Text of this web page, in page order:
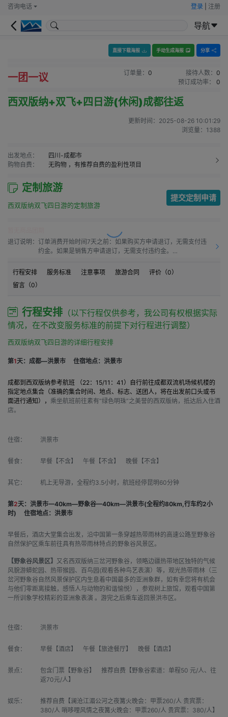
咨询电话 登录 注册
导航
直接下载海报 手动生成海报 分享
一团一议 订单量： 0 接待人数： 0
预订成功率：
0
西双版纳+双飞+四日游(休闲)成都往返
更新时间： 2025-08-26 10:01:29
浏览量： 1388
出发地点：
四川-成都市
购物自费：
无购物 ，有推荐自费的盈利性项目
定制旅游
西双版纳双飞四日游的定制旅游
提交定制申请
退订说明： 订单消费开始时间7天之前：如果购买方申请退订，无需支付违
约金。如果是销售方申请退订，无需支付违约金。
购买方申请退订，需要按50.0%比例支付违约金。如果是销售方
请退订，需要按15.00%比例支付违约金。
订单消费开始时间之前1天到订单消费开始时间：如果购买方申
请退订，需要按80.0%比例支付违约金。如果是销售方申请退
订单消费开始时间之后：如果购买方申请退订，需要按100%比
违约金。
行程安排 服务标准 注意事项 旅游合同 评价（0）
留言（0）
行程安排 （以下行程仅供参考，我公司有权根据实际
情况，在不改变服务标准的前提下对行程进行调整）
西双版纳双飞四日游的详细行程安排
第1天：成都—洪景市 住宿地点：洪景市
成都到西双版纳参考航班 （22：15/11：41）自行前往成都双流机场候机楼的
指定地点集合（准确的集合时间、地点、标志、送团人，将在出发前口头或书
面进行通知）， 乘坐航班前往素有“绿色明珠”之美誉的西双版纳，抵达后入住酒
店。
住宿： 洪景市
餐食： 早餐【不含】 午餐【不含】 晚餐【不含】
其它： 机上无导游，全程约3.5小时，航班经停昆明60分钟
第2天：洪景市—40km—野象谷—40km—洪景市(全程约80km,行车约2小
时) 住宿地点：洪景市
早餐后，酒店大堂集合出发，沿中国第一条穿越热带雨林的高速公路至野象谷
自然保护区乘车前往具有热带雨林特点的野象谷风景区。
【野象谷风景区】 又名西双版纳三岔河野象谷，领略边疆热带地区独特的气候
风貌游蟒蛇园、热带猴园、百鸟园(观看各种鸟艺表演）等，观光热带雨林（三
岔河野象谷自然风景保护区内生息着中国最多的亚洲象群，如有幸您将有机会
与他们零距离接触，感悟人与动物的和谐愉悦），参观树上旅馆，观看中国第
一所训象学校精彩的亚洲象表演 。游完之后乘车返回景洪市区。
住宿： 洪景市
餐食： 早餐【酒店】 午餐【旅途餐厅】 晚餐【酒店】
景点：
包含门票【野象谷】 推荐自费【野象谷索道：单程50 元/人、往
返70元/人】
娱乐：
推荐自费【澜沧江湄公河之夜篝火晚会：甲票260/人 贵宾票：
380/人 哨哆哩风情之夜篝火晚会：甲票260/人 贵宾票：380/人】